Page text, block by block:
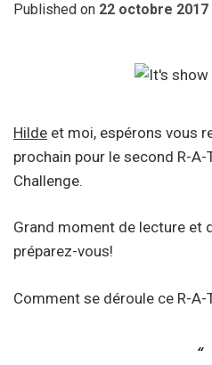
Published on 22 octobre 2017
Hilde et moi, espérons vous
prochain pour le second R-A-
Challenge.
Grand moment de lecture et
préparez-vous!
Comment se déroule ce R-A-